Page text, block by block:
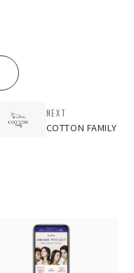
NEXT
COTTON FAMILY